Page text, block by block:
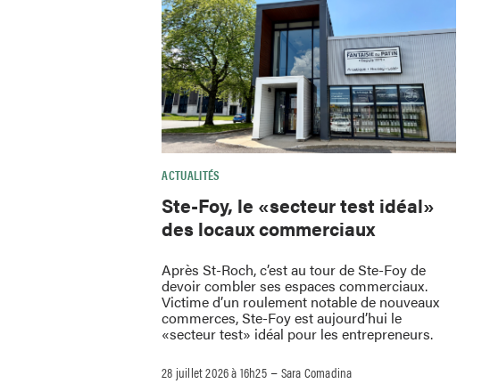
ACTUALITÉS
Ste-Foy, le «secteur test idéal»
des locaux commerciaux
Après St-Roch, c’est au tour de Ste-Foy de
devoir combler ses espaces commerciaux.
Victime d’un roulement notable de nouveaux
commerces, Ste-Foy est aujourd’hui le
«secteur test» idéal pour les entrepreneurs.
28 juillet 2026 à 16h25–Sara Comadina